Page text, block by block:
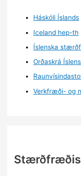
Háskóli Íslands
Iceland hep-th
Íslenska
Orðaskrá
Verkfræði- og